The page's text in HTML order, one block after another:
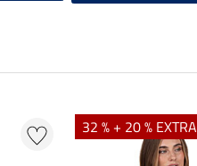
32 % + 20 % EXTRA